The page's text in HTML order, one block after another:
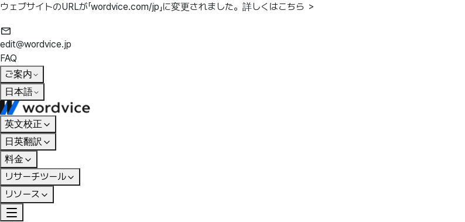
ウェブサイトのURLが「wordvice.com/jp」に変更されました。 詳しくはこちら ＞
edit@wordvice.jp
FAQ
ご案内
日本語
英文校正
日英翻訳
料金
リサーチツール
リソース